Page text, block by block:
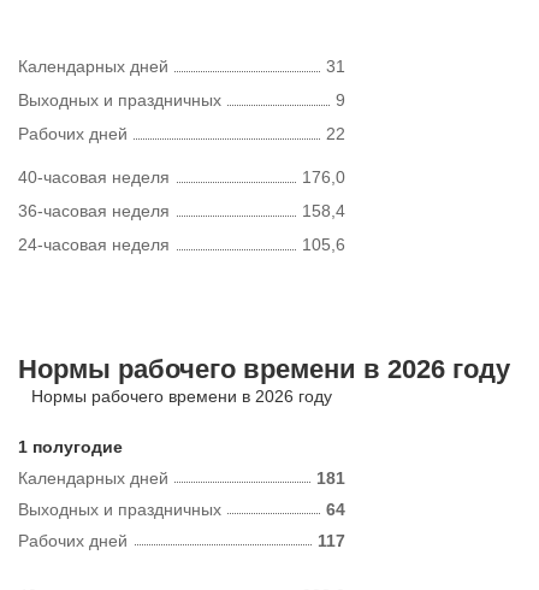
Календарных дней
31
Выходных и праздничных
9
Рабочих дней
22
40-часовая неделя
176,0
36-часовая неделя
158,4
24-часовая неделя
105,6
Нормы рабочего времени в 2026 году
Нормы рабочего времени в 2026 году
1 полугодие
Календарных дней
181
Рабочих дней 117
Выходных и праздничных 64